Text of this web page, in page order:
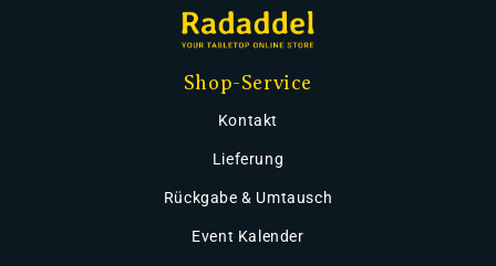
Shop-Service
Kontakt
Lieferung
Rückgabe & Umtausch
Event Kalender